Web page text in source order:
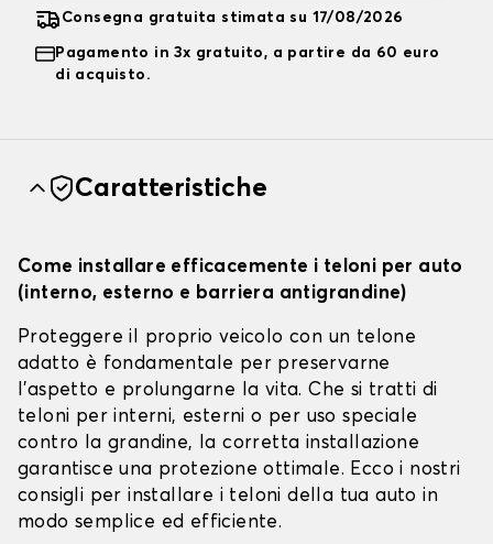
Consegna gratuita stimata su 17/08/2026
Pagamento in 3x gratuito, a partire da 60 euro
di acquisto.
Caratteristiche
Come installare efficacemente i teloni per auto
(interno, esterno e barriera antigrandine)
Proteggere il proprio veicolo con un telone
adatto è fondamentale per preservarne
l'aspetto e prolungarne la vita. Che si tratti di
teloni per interni, esterni o per uso speciale
contro la grandine, la corretta installazione
garantisce una protezione ottimale. Ecco i nostri
consigli per installare i teloni della tua auto in
modo semplice ed efficiente.